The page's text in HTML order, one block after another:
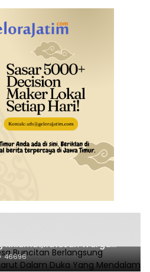
Kepala Desa Buncitan
Khidmat,Ratusan Warga
Yang Mendalam
46696